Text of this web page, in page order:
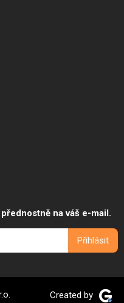
na váš e-mail.
Created by